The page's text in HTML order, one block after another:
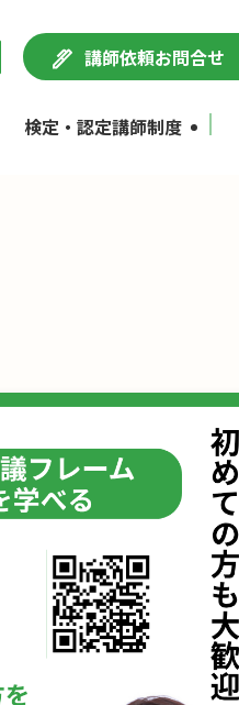
講師依頼お問合せ
検定・認定講師制度